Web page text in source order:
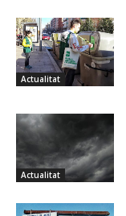
Actualitat
Actualitat